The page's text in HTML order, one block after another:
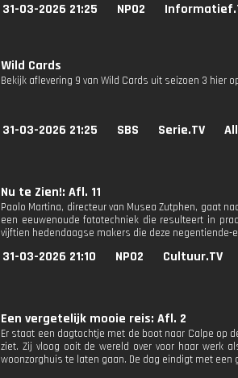
31-03-2026 21:25 NPO2
Wild Cards
Bekijk aflevering 9 van Wild Cards uit seizoen 3 hier
31-03-2026 21:25 SBS Serie.TV
Nu te Zien!: Afl. 11
Paolo Martina, directeur van Musea Zutphen, gaat
een eeuwenoude fototechniek die resulteert in
vijftien hedendaagse makers die deze negentiende-
31-03-2026 21:10 NPO2 Cultuur.TV
Een vergetelijk mooie reis: Afl. 2
Er staat een dagtochtje met de boot naar Calpe op
ziet. Zij vloog ooit de wereld over voor haar werk
woonzorghuis te laten gaan. De dag eindigt met